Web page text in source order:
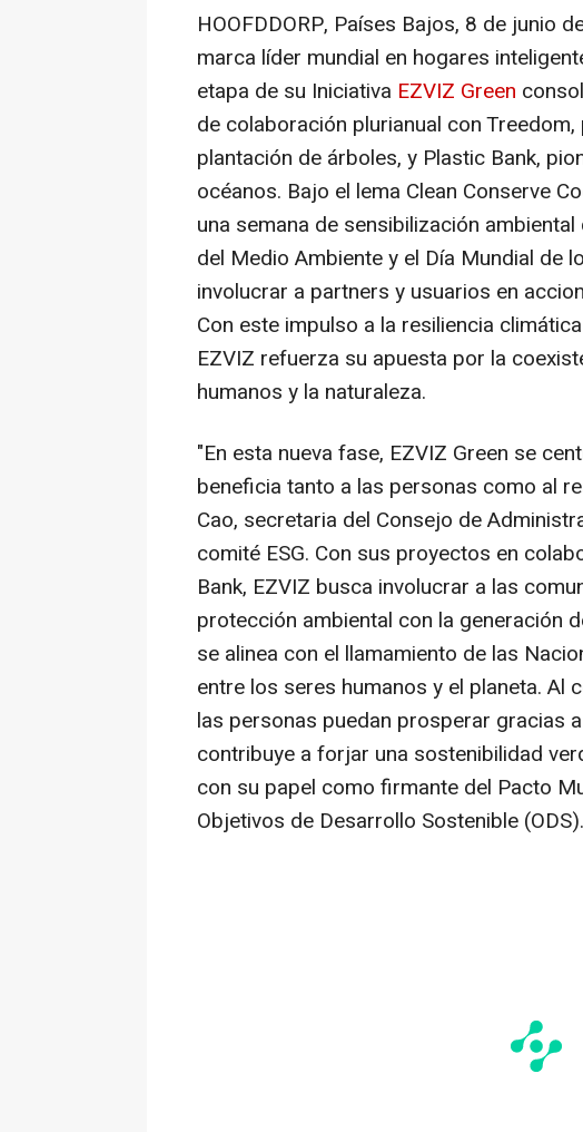
HOOFDDORP, Países Bajos, 8 de junio
marca líder mundial en hogares
etapa de su Iniciativa EZVIZ Green
de colaboración plurianual con
plantación de árboles, y Plastic Bank,
océanos. Bajo el lema Clean Conserve
una semana de sensibilización
del Medio Ambiente y el Día Mundial de
involucrar a partners y usuarios en
Con este impulso a la resiliencia
EZVIZ refuerza su apuesta por la
humanos y la naturaleza.
"En esta nueva fase, EZVIZ Green se
beneficia tanto a las personas como al
Cao, secretaria del Consejo de
comité ESG. Con sus proyectos en
Bank, EZVIZ busca involucrar a las
protección ambiental con la generación
se alinea con el llamamiento de las
entre los seres humanos y el planeta.
las personas puedan prosperar gracias
contribuye a forjar una sostenibilidad
con su papel como firmante del Pacto
Objetivos de Desarrollo Sostenible (ODS).